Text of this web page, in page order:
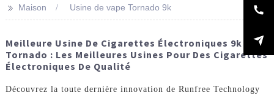
>> Maison Usine de vape Tornado 9k
Meilleure Usine De Cigarettes Électroniques 9k
Tornado : Les Meilleures Usines Pour Des Cigarettes
Électroniques De Qualité
Découvrez la toute dernière innovation de Runfree Technology